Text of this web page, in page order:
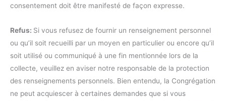
consentement doit être manifesté de façon expresse.
Refus: Si vous refusez de fournir un renseignement personnel
ou qu’il soit recueilli par un moyen en particulier ou encore qu’il
soit utilisé ou communiqué à une fin mentionnée lors de la
collecte, veuillez en aviser notre responsable de la protection
des renseignements personnels. Bien entendu, la Congrégation
ne peut acquiescer à certaines demandes que si vous